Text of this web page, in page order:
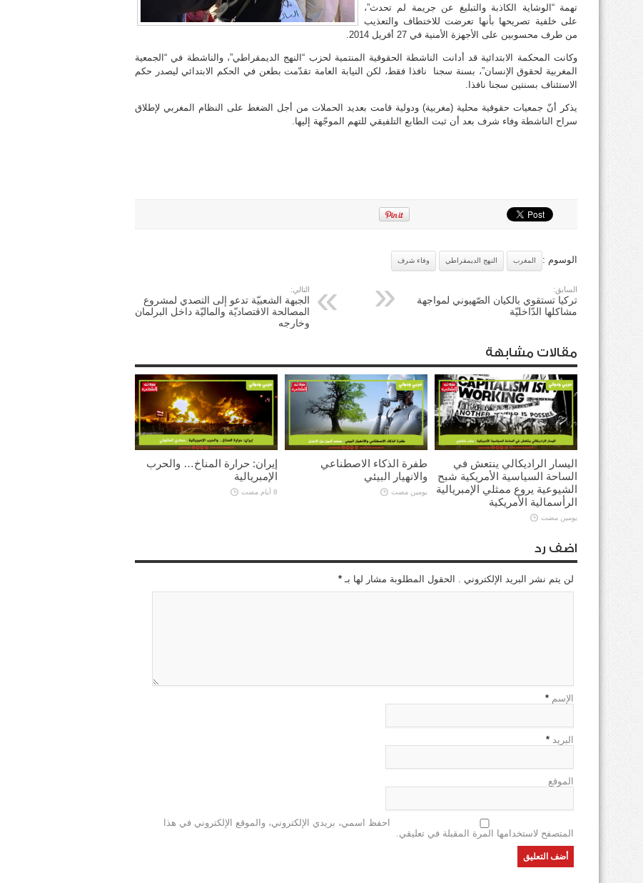
تهمة “الوشاية الكاذبة والتبليغ عن جريمة لم تحدث”،
على خلفية تصريحها بأنها تعرضت للاختطاف والتعذيب
من طرف محسوبين على الأجهزة الأمنية في 27 أفريل 2014.
وكانت المحكمة الابتدائية قد أدانت الناشطة الحقوقية المنتمية لحزب “النهج الديمقراطي”، والناشطة في “الجمعية
المغربية لحقوق الإنسان”، بسنة سجنا نافذا فقط، لكن النيابة العامة تقدّمت بطعن في الحكم الابتدائي ليصدر حكم
الاستئناف بسنتين سجنا نافذا.
يذكر أنّ جمعيات حقوقية محلية (مغربية) ودولية قامت بعديد الحملات من أجل الضغط على النظام المغربي لإطلاق
سراح الناشطة وفاء شرف بعد أن ثبت الطابع التلفيقي للتهم الموجّهة إليها.
الوسوم : المغرب النهج الديمقراطي وفاء شرف
السابق:
تركيا تستقوي بالكيان الصّهيوني لمواجهة
مشاكلها الدّاخليّة
التالي:
الجبهة الشعبيّة تدعو إلى التصدي لمشروع
المصالحة الاقتصاديّة والماليّة داخل البرلمان
وخارجه
مقالات مشابهة
اليسار الراديكالي ينتعش في
الساحة السياسية الأمريكية شبح
الشيوعية يروع ممثلي الإمبريالية
الرأسمالية الأمريكية
يومين مضت
طفرة الذكاء الاصطناعي
والانهيار البيئي
يومين مضت
إيران: حرارة المناخ… والحرب
الإمبريالية
8 أيام مضت
اضف رد
لن يتم نشر البريد الإلكتروني . الحقول المطلوبة مشار لها بـ *
الإسم *
البريد *
الموقع
احفظ اسمي، بريدي الإلكتروني، والموقع الإلكتروني في هذا
المتصفح لاستخدامها المرة المقبلة في تعليقي.